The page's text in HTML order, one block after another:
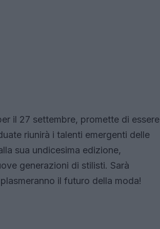
il 27 settembre, promette di essere
riunirà i talenti emergenti delle
sua undicesima edizione,
generazioni di stilisti. Sarà
il futuro della moda!